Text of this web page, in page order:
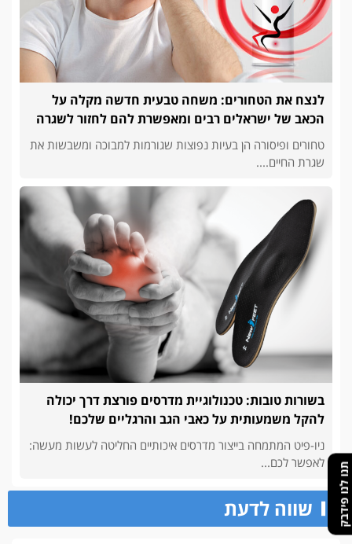
תנו לנו פידבק
לנצח את הטחורים: משחה טבעית חדשה מקלה על
הכאב של ישראלים רבים ומאפשרת להם לחזור לשגרה
טחורים ופיסורה הן בעיות נפוצות שגורמות למבוכה ומשבשות את
שגרת החיים....
בשורות טובות: טכנולוגיית מדרסים פורצת דרך יכולה
להקל משמעותית על כאבי הגב והרגליים שלכם!
ניו-פיט המתמחה בייצור מדרסים איכותיים החליטה לעשות מעשה:
לאפשר לכם...
שווה לדעת